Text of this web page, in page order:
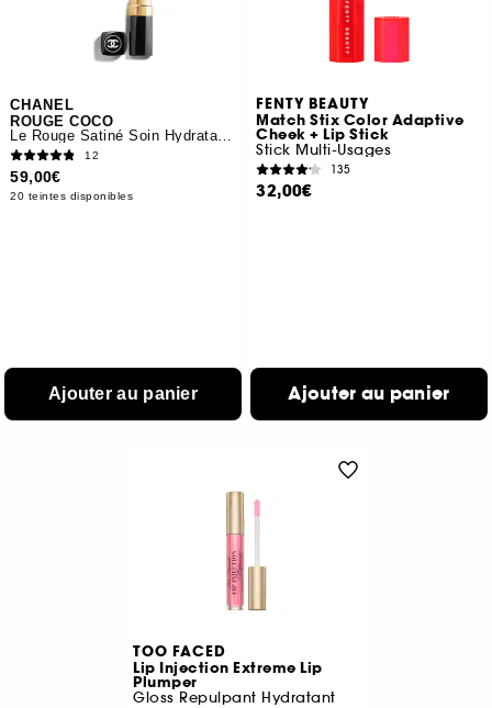
CHANEL
ROUGE COCO
Le Rouge Satiné Soin Hydratant Et Lissant Longue Tenue
12
59,00€
20 teintes disponibles
Ajouter au panier
FENTY BEAUTY
Match Stix Color Adaptive
Cheek + Lip Stick
Stick Multi-Usages
135
32,00€
Ajouter au panier
TOO FACED
Lip Injection Extreme Lip
Plumper
Gloss Repulpant Hydratant